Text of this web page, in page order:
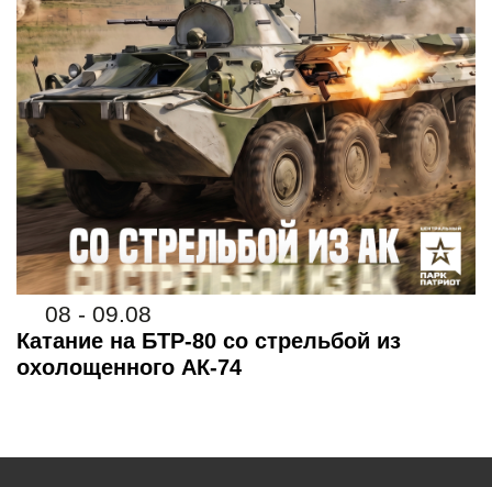
08 - 09.08
Катание на БТР-80 со стрельбой из
охолощенного АК-74